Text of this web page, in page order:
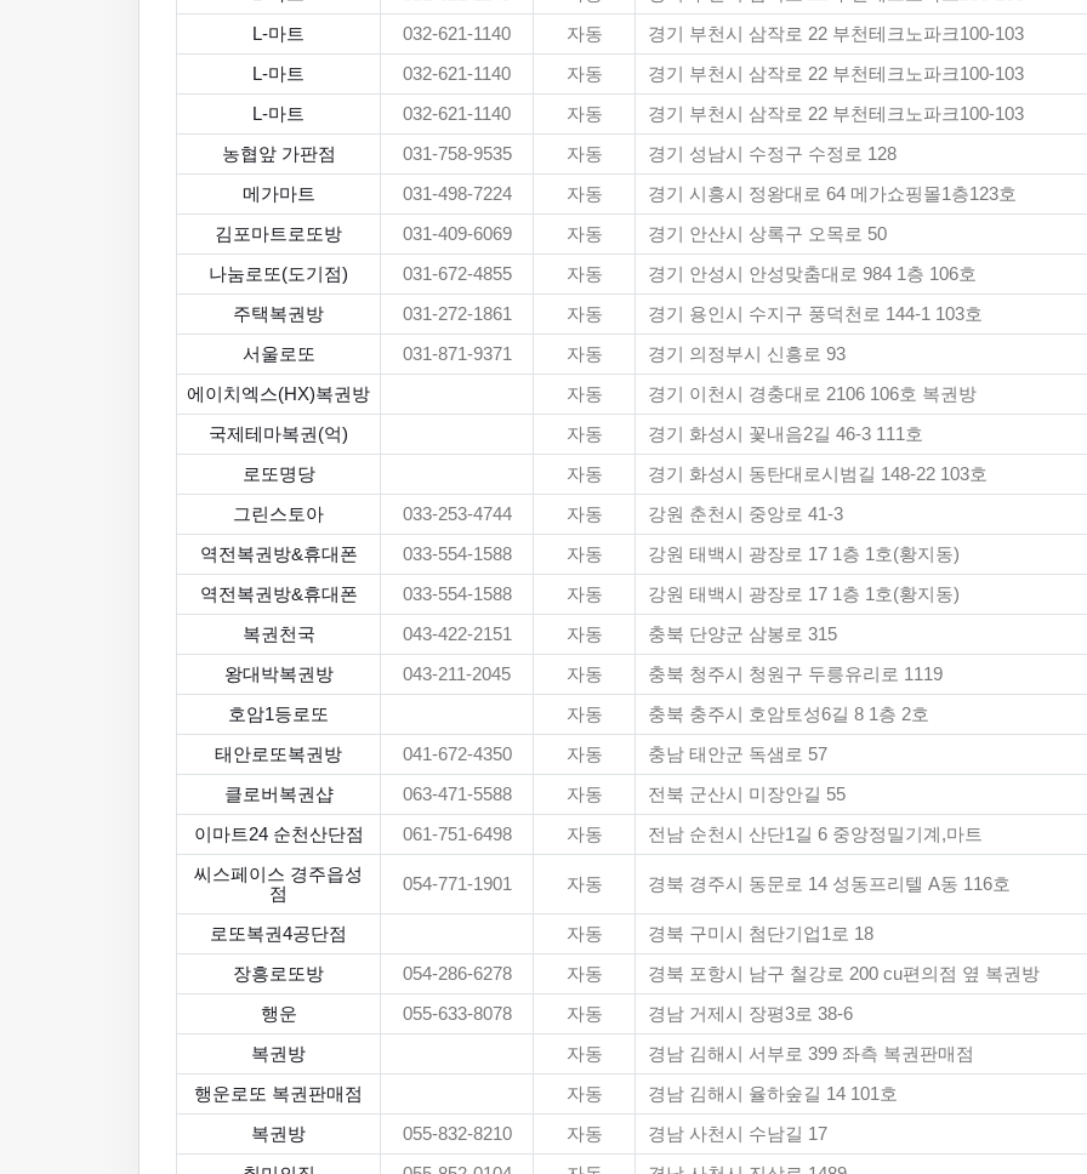
L-마트 032-621-1140 자동 경기 부천시 삼작로 22 부천테크노파크100-103
L-마트 032-621-1140 자동 경기 부천시 삼작로 22 부천테크노파크100-103
L-마트 032-621-1140 자동 경기 부천시 삼작로 22 부천테크노파크100-103
농협앞 가판점 031-758-9535 자동 경기 성남시 수정구 수정로 128
메가마트 031-498-7224 자동 경기 시흥시 정왕대로 64 메가쇼핑몰1층123호
김포마트로또방 031-409-6069 자동 경기 안산시 상록구 오목로 50
나눔로또(도기점) 031-672-4855 자동 경기 안성시 안성맞춤대로 984 1층 106호
주택복권방 031-272-1861 자동 경기 용인시 수지구 풍덕천로 144-1 103호
서울로또 031-871-9371 자동 경기 의정부시 신흥로 93
에이치엑스(HX)복권방 자동 경기 이천시 경충대로 2106 106호 복권방
국제테마복권(억) 자동 경기 화성시 꽃내음2길 46-3 111호
로또명당 자동 경기 화성시 동탄대로시범길 148-22 103호
그린스토아 033-253-4744 자동 강원 춘천시 중앙로 41-3
역전복권방&휴대폰 033-554-1588 자동 강원 태백시 광장로 17 1층 1호(황지동)
역전복권방&휴대폰 033-554-1588 자동 강원 태백시 광장로 17 1층 1호(황지동)
복권천국 043-422-2151 자동 충북 단양군 삼봉로 315
왕대박복권방 043-211-2045 자동 충북 청주시 청원구 두릉유리로 1119
호암1등로또 자동 충북 충주시 호암토성6길 8 1층 2호
태안로또복권방 041-672-4350 자동 충남 태안군 독샘로 57
클로버복권샵 063-471-5588 자동 전북 군산시 미장안길 55
이마트24 순천산단점 061-751-6498 자동 전남 순천시 산단1길 6 중앙정밀기계,마트
씨스페이스 경주읍성
점
054-771-1901 자동 경북 경주시 동문로 14 성동프리텔 A동 116호
로또복권4공단점 자동 경북 구미시 첨단기업1로 18
장흥로또방 054-286-6278 자동 경북 포항시 남구 철강로 200 cu편의점 옆 복권방
행운 055-633-8078 자동 경남 거제시 장평3로 38-6
복권방 자동 경남 김해시 서부로 399 좌측 복권판매점
행운로또 복권판매점 자동 경남 김해시 율하숲길 14 101호
복권방 055-832-8210 자동 경남 사천시 수남길 17